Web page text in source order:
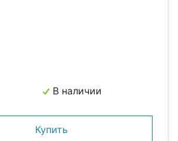
В наличии
Купить